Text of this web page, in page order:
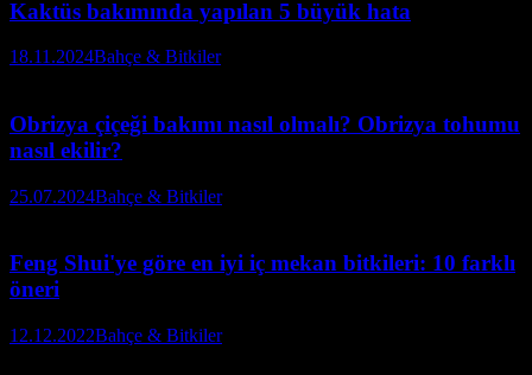
Kaktüs bakımında yapılan 5 büyük hata
18.11.2024Bahçe & Bitkiler
Obrizya çiçeği bakımı nasıl olmalı? Obrizya tohumu
nasıl ekilir?
25.07.2024Bahçe & Bitkiler
Feng Shui'ye göre en iyi iç mekan bitkileri: 10 farklı
öneri
12.12.2022Bahçe & Bitkiler